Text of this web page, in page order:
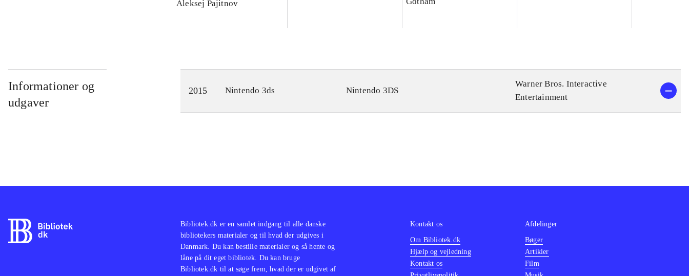
Aleksej Pajitnov
Informationer og
udgaver
2015 Nintendo 3ds Nintendo 3DS
Warner Bros. Interactive
Entertainment
Bibliotek.dk er en samlet indgang til alle danske
bibliotekers materialer og til hvad der udgives i
Danmark. Du kan bestille materialer og så hente og
låne på dit eget bibliotek. Du kan bruge
Bibliotek.dk til at søge frem, hvad der er udgivet af
Kontakt os
Om Bibliotek.dk
Hjælp og vejledning
Kontakt os
Afdelinger
Bøger
Artikler
Film